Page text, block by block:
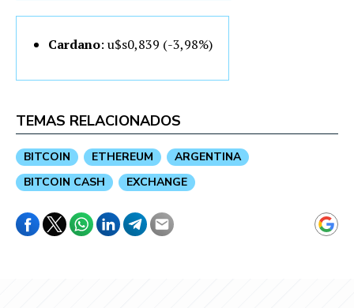
Cardano: u$s0,839 (-3,98%)
TEMAS RELACIONADOS
BITCOIN ETHEREUM
ARGENTINA
BITCOIN CASH
EXCHANGE